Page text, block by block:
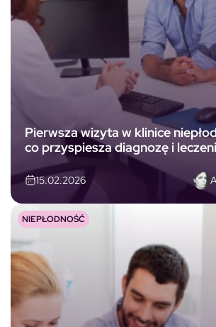
Pierwsza wizyta w klinice
co przyspiesza diagnozę i
15.02.2026
NIEPŁODNOŚĆ